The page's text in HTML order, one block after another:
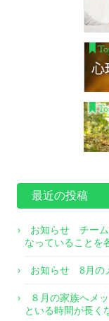
最近の投稿
お知らせ チーム
なっていることを
お知らせ 8月の
８月の家族へメ
といる時間が長く